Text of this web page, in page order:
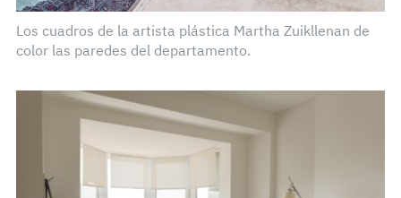
Los cuadros de la artista plástica Martha Zuikllenan de
color las paredes del departamento.